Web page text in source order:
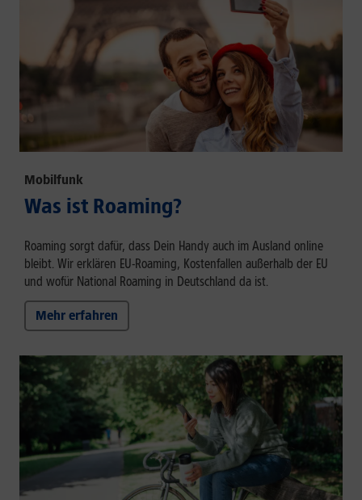
Mobilfunk
Was ist Roaming?
Roaming sorgt dafür, dass Dein Handy auch im Ausland online
bleibt. Wir erklären EU-Roaming, Kostenfallen außerhalb der EU
und wofür National Roaming in Deutschland da ist.
Mehr erfahren